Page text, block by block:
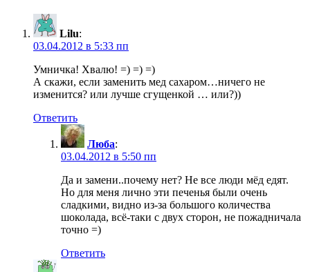
Lilu:
03.04.2012 в 5:33 пп
Умничка! Хвалю! =) =) =)
А скажи, если заменить мед сахаром…ничего не
изменится? или лучше сгущенкой … или?))
Ответить
Люба:
03.04.2012 в 5:50 пп
Да и замени..почему нет? Не все люди мёд едят.
Но для меня лично эти печенья были очень
сладкими, видно из-за большого количества
шоколада, всё-таки с двух сторон, не пожадничала
точно =)
Ответить